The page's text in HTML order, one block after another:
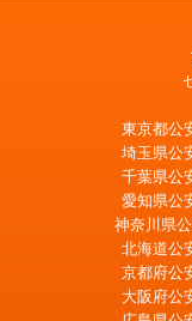
東京都公
埼玉県公
千葉県公
愛知県公
神奈川県
北海道公
京都府公
大阪府公